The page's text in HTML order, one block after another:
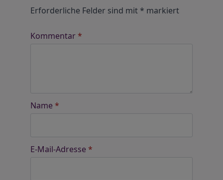
Erforderliche Felder sind mit* markiert
Kommentar*
Name *
E-Mail-Adresse *